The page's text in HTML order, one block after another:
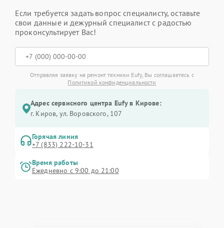
Если требуется задать вопрос специалисту, оставьте
свои данные и дежурный специалист с радостью
проконсультирует Вас!
Отправляя заявку на ремонт техники Eufy, Вы соглашаетесь с
Политикой конфиденциальности
Адрес сервисного центра Eufy в Кирове:
г. Киров, ул. Воровского, 107
Горячая линия
+7 (833) 222-10-31
Время работы
Ежедневно с 9:00 до 21:00